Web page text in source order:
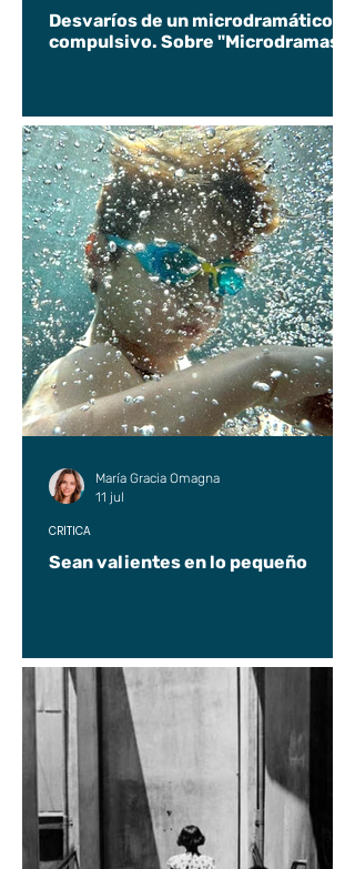
Desvaríos de un microdramático
compulsivo. Sobre "Microdramas".
Sean valientes en lo pequeño
CRÍTICA
María Gracia Omagna
11 jul